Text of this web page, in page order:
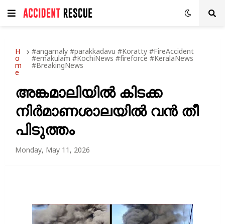
H
o
m
e
#angamaly #parakkadavu #Koratty #FireAccident
#ernakulam #KochiNews #fireforce #KeralaNews
#BreakingNews
അങ്കമാലിയിൽ കിടക്ക
നിർമാണശാലയിൽ വൻ തീ
പിടുത്തം
Monday, May 11, 2026